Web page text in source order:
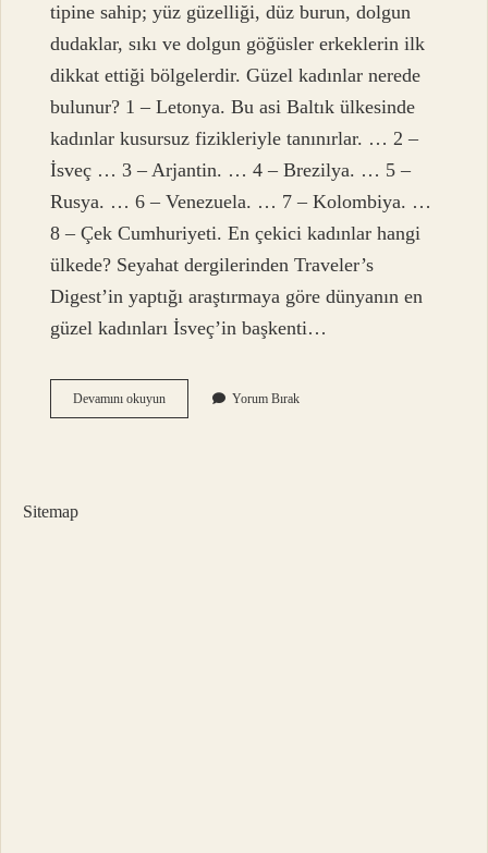
tipine sahip; yüz güzelliği, düz burun, dolgun
dudaklar, sıkı ve dolgun göğüsler erkeklerin ilk
dikkat ettiği bölgelerdir. Güzel kadınlar nerede
bulunur? 1 – Letonya. Bu asi Baltık ülkesinde
kadınlar kusursuz fizikleriyle tanınırlar. … 2 –
İsveç … 3 – Arjantin. … 4 – Brezilya. … 5 –
Rusya. … 6 – Venezuela. … 7 – Kolombiya. …
8 – Çek Cumhuriyeti. En çekici kadınlar hangi
ülkede? Seyahat dergilerinden Traveler’s
Digest’in yaptığı araştırmaya göre dünyanın en
güzel kadınları İsveç’in başkenti…
Devamını okuyunEn
Güzel
Yorum Bırak
Sitemap